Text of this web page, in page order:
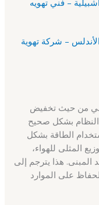
الكويت 66568837 – اشبيلية – فني تهويه
مركزية الكويت 66568837 – الأندلس – شركة تهوية
من حيث تخفيض
النظام بشكل صحيح
الطاقة بشكل
المثلى للهواء،
المبنى. هذا يترجم إلى
على الموارد